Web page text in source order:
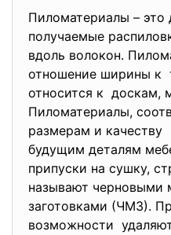
Пиломатериалы –
получаемые
вдоль волокон.
отношение ширины к
относится к доскам,
Пиломатериалы,
размерам и качеству
будущим деталям
припуски на сушку,
называют черновыми
заготовками (ЧМЗ).
возможности